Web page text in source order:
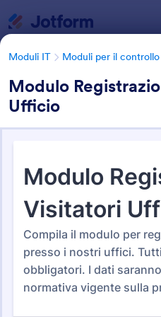
Moduli IT Moduli per il
Modulo
Ufficio
Moduli per il
accessi
36 Template
Categorie Template Moduli